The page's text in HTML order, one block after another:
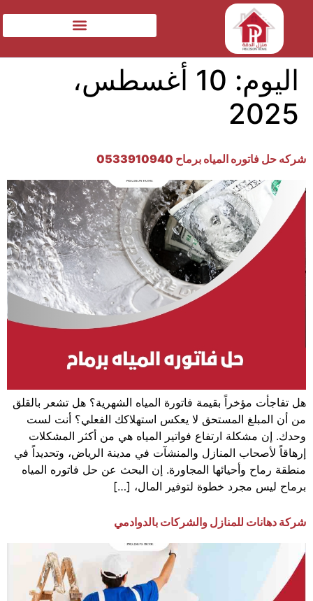
اليوم:
10 أغسطس،
2025
شركه حل فاتوره المياه برماح 0533910940
هل تفاجأت مؤخراً بقيمة فاتورة المياه الشهرية؟ هل تشعر بالقلق
من أن المبلغ المستحق لا يعكس استهلاكك الفعلي؟ أنت لست
وحدك. إن مشكلة ارتفاع فواتير المياه هي من أكثر المشكلات
إرهاقاً لأصحاب المنازل والمنشآت في مدينة الرياض، وتحديداً في
منطقة رماح وأحيائها المجاورة. إن البحث عن حل فاتوره المياه
برماح ليس مجرد خطوة لتوفير المال، […]
شركة دهانات للمنازل والشركات بالدوادمي